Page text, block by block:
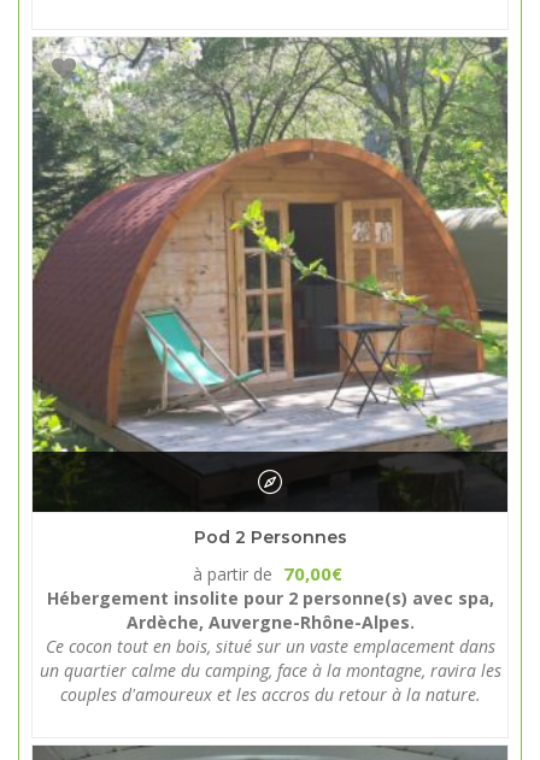
Pod 2 Personnes
à partir de 70,00€
Hébergement insolite pour 2 personne(s) avec spa,
Ardèche, Auvergne-Rhône-Alpes.
Ce cocon tout en bois, situé sur un vaste emplacement dans
un quartier calme du camping, face à la montagne, ravira les
couples d'amoureux et les accros du retour à la nature.